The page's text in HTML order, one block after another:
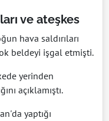
ve ateşkes
hava saldırıları
beldeyi işgal etmişti.
yerinden
açıklamıştı.
yaptığı